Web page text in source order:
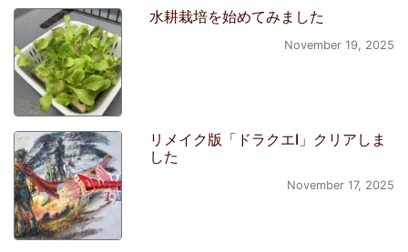
水耕栽培を始めてみました
November 19, 2025
リメイク版「ドラクエI」クリアしま
した
November 17, 2025